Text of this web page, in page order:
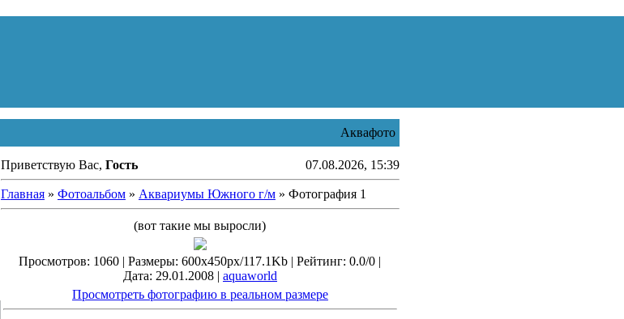
Аквафото
Приветствую Вас, Гость 07.08.2026, 15:39
Главная» Фотоальбом» Аквариумы Южного г/м» Фотография 1
(вот такие мы выросли)
Просмотров: 1060 | Размеры: 600x450px/117.1Kb | Рейтинг: 0.0/0 |
Дата: 29.01.2008 | aquaworld
Просмотреть фотографию в реальном размере